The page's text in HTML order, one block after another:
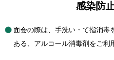
感染防
面会の際は、手洗い・て指消毒
ある、アルコール消毒剤をご利